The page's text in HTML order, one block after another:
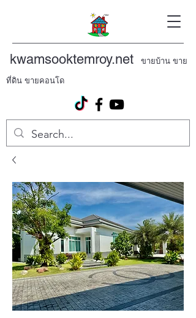
kwamsooktemroy.net ขายบ้าน ขาย
ที่ดิน ขายคอนโด